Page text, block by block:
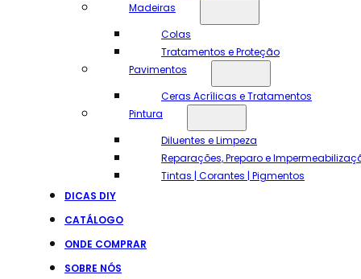
Madeiras
Colas
Tratamentos e Proteção
Pavimentos
Ceras Acrílicas e Tratamentos
Pintura
Diluentes e Limpeza
Reparações, Preparo e
Tintas | Corantes | Pigmentos
DICAS DIY
CATÁLOGO
ONDE COMPRAR
SOBRE NÓS